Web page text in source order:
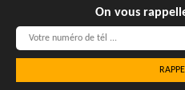
On vous